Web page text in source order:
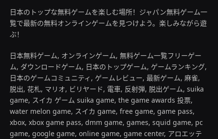
日本のトップな無料ゲームを楽しむ場所！ジャパン無料ゲーム一
覧で最新の無料オンラインゲームを見つけよう。楽しみながら遊
ぶ！
日本無料ゲーム, オンラインゲーム, 無料ゲーム一覧フリーゲー
ム, ダウンロードゲーム, 日本のトップゲーム, ゲームランキング,
日本のゲームコミュニティ, ゲームレビュー, 最新ゲーム, 麻雀,
脱出, 花札, マリオ, ビリヤード, 電車, 反射弾, 脱出ゲーム, suika
game, スイカ ゲーム suika game, the game awards 投票,
water melon game, スイカ game, free game, game pass,
xbox, xbox game pass, dmm game, games, squid game, pc
game, google game, online game, game center, アロエッテ